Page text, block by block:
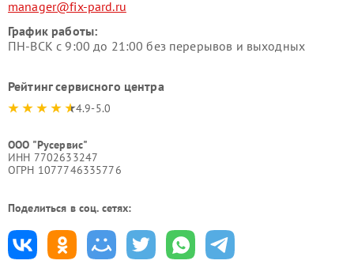
manager@fix-pard.ru
График работы:
ПН-ВСК с 9:00 до 21:00 без перерывов и выходных
Рейтинг сервисного центра
4.9-5.0
ООО "Русервис"
ИНН 7702633247
ОГРН 1077746335776
Поделиться в соц. сетях: